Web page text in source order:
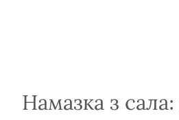
Намазка з